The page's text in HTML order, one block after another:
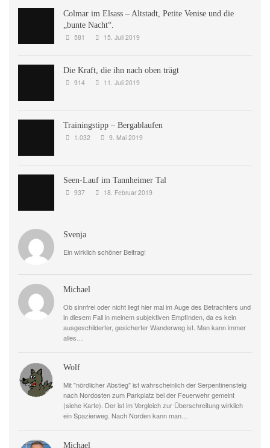
Colmar im Elsass – Altstadt, Petite Venise und die
„bunte Nacht“.
581 15. Juli 2019
Die Kraft, die ihn nach oben trägt
914 11. Juli 2019
Trainingstipp – Bergablaufen
1.032 9. Mai 2019
Seen-Lauf im Tannheimer Tal
937 18. Februar 2019
Svenja
Ein wirklich schöner Beitrag!
Michael
Ob sinnfrei oder nicht liegt hier mal im Auge des Betrachters und
in diesem Fall in meinem subjektiven Empfinden, da es kein
ausgeschilderter, gesicherter Wanderweg ist. Man kann immer
alles…
Wolf
Mit "nördlicher Abstieg" ist wahrscheinlich der Serpentinensteig
nach Nordosten zum Parkplatz bei der Feuerwehr gemeint
(siehe Karte). Der ist im Vergleich zur Überschreitung wirklich
ein Spazierweg. Nach Norden kann man…
Michael